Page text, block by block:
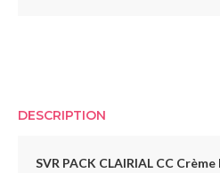
DESCRIPTION
SVR PACK CLAIRIAL CC